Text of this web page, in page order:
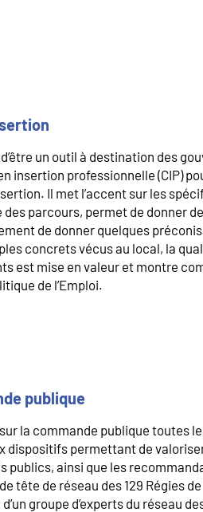
un outil à destination des
insertion professionnelle (CIP)
Il met l’accent sur les
des parcours, permet de donner
de donner quelques
concrets vécus au local, la
est mise en valeur et montre
de l’Emploi.
publique
la commande publique toutes
dispositifs permettant de
publics, ainsi que les
tête de réseau des 129 Régies
groupe d’experts du réseau